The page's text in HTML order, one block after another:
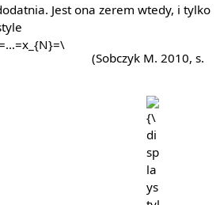
Jest ona zerem wtedy, i tylko
(Sobczyk M. 2010, s.
s^{2}}